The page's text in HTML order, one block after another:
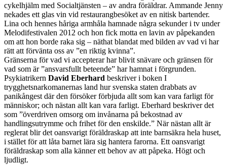
cykelhjälm med Socialtjänsten – av andra föräldrar. Ammande Jenny
nekades ett glas vin vid restaurangbesöket av en nitisk bartender.
Lina och hennes håriga armhåla hamnade några sekunder i tv under
Melodifestivalen 2012 och hon fick motta en lavin av påpekanden
om att hon borde raka sig – näthat blandat med bilden av vad vi har
rätt att förvänta oss av ”en riktig kvinna”.
Gränserna för vad vi accepterar har blivit snävare och gränsen för
vad som är ”ansvarsfullt beteende” har hamnat i förgrunden.
Psykiatrikern David Eberhard beskriver i boken I
trygghetsnarkomanernas land hur svenska staten drabbats av
panikångest där den försöker förbjuda allt som kan vara farligt för
människor; och nästan allt kan vara farligt. Eberhard beskriver det
som ”överdriven omsorg om invånarna på bekostnad av
handlingsutrymme och frihet för den enskilde.” När nästan allt är
reglerat blir det oansvarigt föräldraskap att inte barnsäkra hela huset,
i stället för att låta barnet lära sig hantera farorna. Ett oansvarigt
föräldraskap som alla känner ett behov av att påpeka. Högt och
ljudligt.